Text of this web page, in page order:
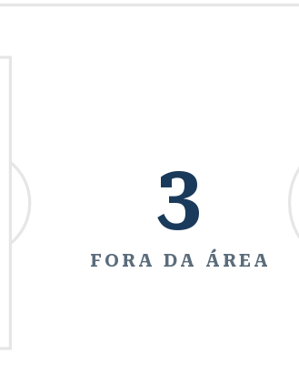
3
FORA DA ÁREA